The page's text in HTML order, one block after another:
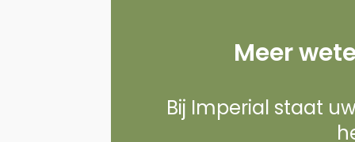
Meer
Bij Imperial staat